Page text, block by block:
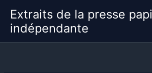
contenu
Extraits de la presse
indépendante